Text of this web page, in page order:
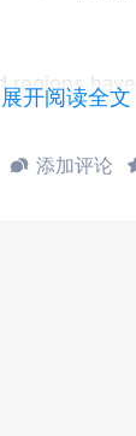
regions
of their
places
展开阅读全文
 添加评论